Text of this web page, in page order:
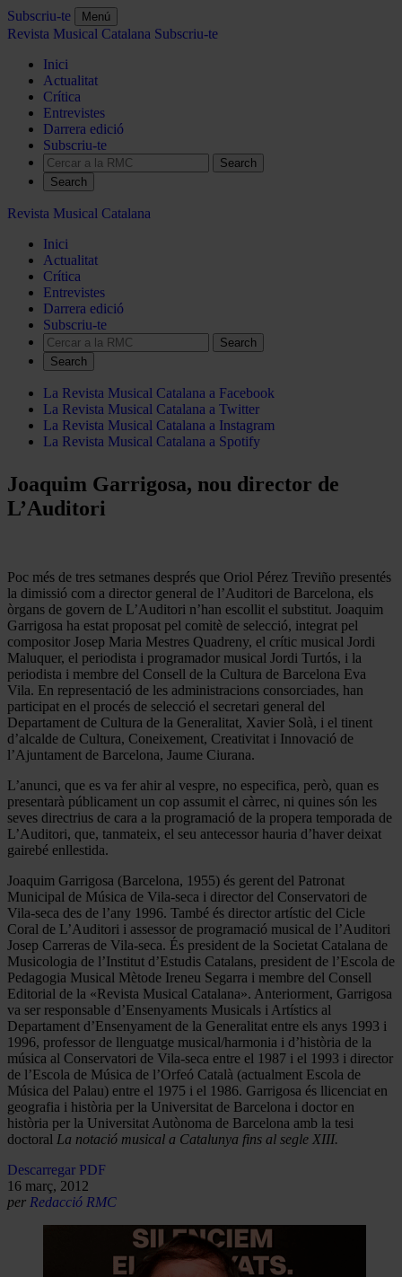
Subscriu-te Menú
Revista Musical Catalana Subscriu-te
Inici
Actualitat
Crítica
Entrevistes
Darrera edició
Subscriu-te
Search
Revista Musical Catalana
Inici
Actualitat
Crítica
Entrevistes
Darrera edició
Subscriu-te
Search
La Revista Musical Catalana a Facebook
La Revista Musical Catalana a Twitter
La Revista Musical Catalana a Instagram
La Revista Musical Catalana a Spotify
Joaquim Garrigosa, nou director de
L’Auditori
Poc més de tres setmanes després que Oriol Pérez Treviño presentés
la dimissió com a director general de l’Auditori de Barcelona, els
òrgans de govern de L’Auditori n’han escollit el substitut. Joaquim
Garrigosa ha estat proposat pel comitè de selecció, integrat pel
compositor Josep Maria Mestres Quadreny, el crític musical Jordi
Maluquer, el periodista i programador musical Jordi Turtós, i la
periodista i membre del Consell de la Cultura de Barcelona Eva
Vila. En representació de les administracions consorciades, han
participat en el procés de selecció el secretari general del
Departament de Cultura de la Generalitat, Xavier Solà, i el tinent
d’alcalde de Cultura, Coneixement, Creativitat i Innovació de
l’Ajuntament de Barcelona, Jaume Ciurana.
L’anunci, que es va fer ahir al vespre, no especifica, però, quan es
presentarà públicament un cop assumit el càrrec, ni quines són les
seves directrius de cara a la programació de la propera temporada de
L’Auditori, que, tanmateix, el seu antecessor hauria d’haver deixat
gairebé enllestida.
Joaquim Garrigosa (Barcelona, 1955) és gerent del Patronat
Municipal de Música de Vila-seca i director del Conservatori de
Vila-seca des de l’any 1996. També és director artístic del Cicle
Coral de L’Auditori i assessor de programació musical de l’Auditori
Josep Carreras de Vila-seca. És president de la Societat Catalana de
Musicologia de l’Institut d’Estudis Catalans, president de l’Escola de
Pedagogia Musical Mètode Ireneu Segarra i membre del Consell
Editorial de la «Revista Musical Catalana». Anteriorment, Garrigosa
va ser responsable d’Ensenyaments Musicals i Artístics al
Departament d’Ensenyament de la Generalitat entre els anys 1993 i
1996, professor de llenguatge musical/harmonia i d’història de la
música al Conservatori de Vila-seca entre el 1987 i el 1993 i director
de l’Escola de Música de l’Orfeó Català (actualment Escola de
Música del Palau) entre el 1975 i el 1986. Garrigosa és llicenciat en
geografia i història per la Universitat de Barcelona i doctor en
història per la Universitat Autònoma de Barcelona amb la tesi
doctoral La notació musical a Catalunya fins al segle XIII.
Descarregar PDF
16 març, 2012
per Redacció RMC